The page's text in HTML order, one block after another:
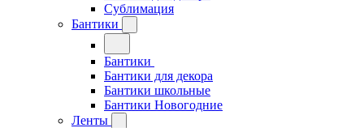
Сублимация
Бантики
Бантики
Бантики для декора
Бантики школьные
Бантики Новогодние
Ленты